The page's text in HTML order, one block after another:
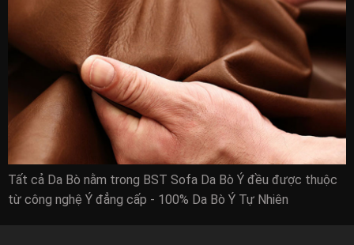
Tất cả Da Bò nằm trong BST Sofa Da Bò Ý đều được thuộc
từ công nghệ Ý đẳng cấp - 100% Da Bò Ý Tự Nhiên